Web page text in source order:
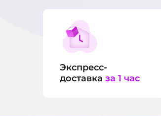
Экспресс-
доставка за 1 час